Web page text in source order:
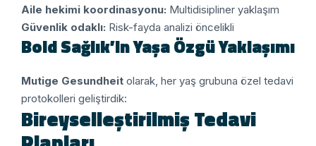
Aile hekimi koordinasyonu: Multidisipliner yaklaşım
Güvenlik odaklı: Risk-fayda analizi öncelikli
Bold Sağlık’in Yaşa Özgü Yaklaşımı
Mutige Gesundheit olarak, her yaş grubuna özel tedavi
protokolleri geliştirdik:
Bireyselleştirilmiş Tedavi